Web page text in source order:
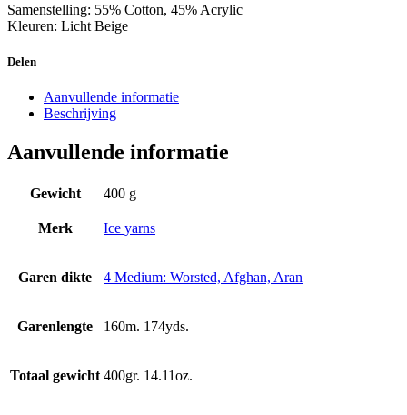
Samenstelling: 55% Cotton, 45% Acrylic
Kleuren: Licht Beige
Delen
Aanvullende informatie
Beschrijving
Aanvullende informatie
Gewicht 400 g
Merk Ice yarns
Garen dikte 4 Medium: Worsted, Afghan, Aran
Garenlengte 160m. 174yds.
Totaal gewicht 400gr. 14.11oz.